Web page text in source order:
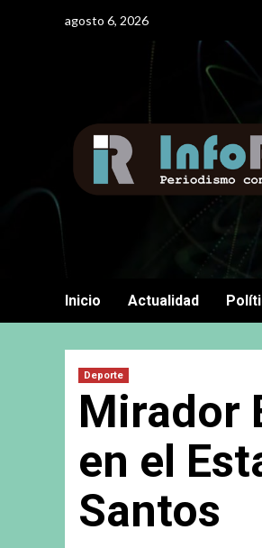
agosto 6, 2026
Inicio Actualidad
Deporte
Mirador
en el
Santos